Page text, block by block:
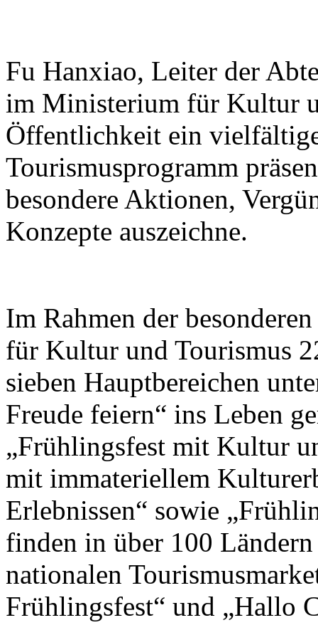
Fu Hanxiao, Leiter der
im Ministerium für Kultur
Öffentlichkeit ein
Tourismusprogramm
besondere Aktionen,
Konzepte auszeichne.
Im Rahmen der
für Kultur und Tourismus
sieben Hauptbereichen
Freude feiern“ ins Leben
„Frühlingsfest mit Kultur
mit immateriellem
Erlebnissen“ sowie
finden in über 100
nationalen
Frühlingsfest“ und „Hallo